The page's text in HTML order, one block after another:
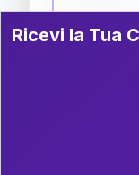
Il libro è in
Ricevi la Tua
Ricevi la Tua